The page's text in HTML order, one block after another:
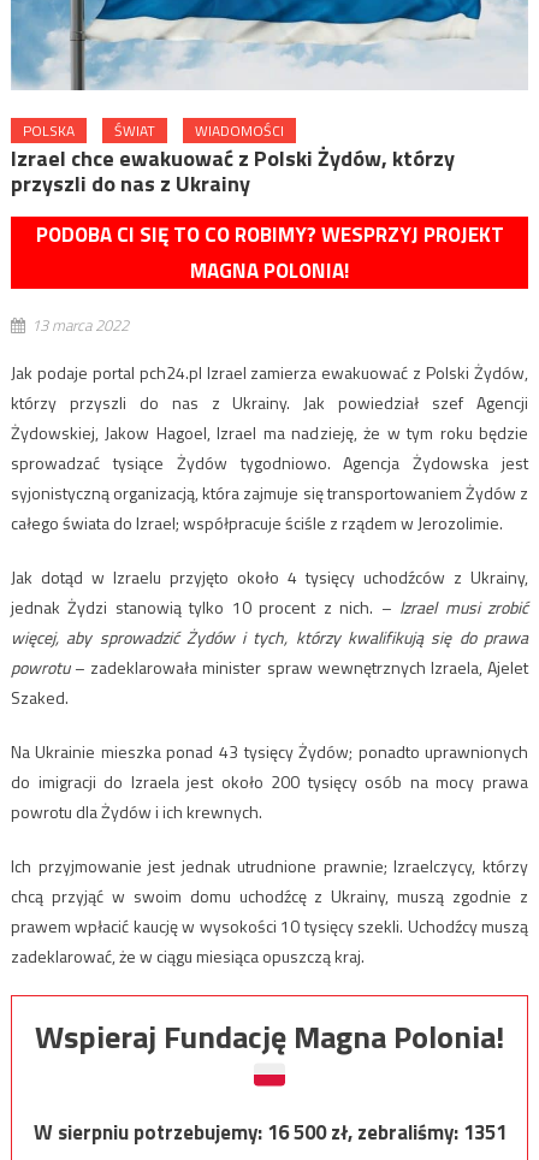
POLSKA ŚWIAT WIADOMOŚCI
Izrael chce ewakuować z Polski Żydów, którzy
przyszli do nas z Ukrainy
PODOBA CI SIĘ TO CO ROBIMY? WESPRZYJ PROJEKT
MAGNA POLONIA!
13 marca 2022
Jak podaje portal pch24.pl Izrael zamierza ewakuować z Polski Żydów,
którzy przyszli do nas z Ukrainy. Jak powiedział szef Agencji
Żydowskiej, Jakow Hagoel, Izrael ma nadzieję, że w tym roku będzie
sprowadzać tysiące Żydów tygodniowo. Agencja Żydowska jest
syjonistyczną organizacją, która zajmuje się transportowaniem Żydów z
całego świata do Izrael; współpracuje ściśle z rządem w Jerozolimie.
Jak dotąd w Izraelu przyjęto około 4 tysięcy uchodźców z Ukrainy,
jednak Żydzi stanowią tylko 10 procent z nich. – Izrael musi zrobić
więcej, aby sprowadzić Żydów i tych, którzy kwalifikują się do prawa
powrotu– zadeklarowała minister spraw wewnętrznych Izraela, Ajelet
Szaked.
Na Ukrainie mieszka ponad 43 tysięcy Żydów; ponadto uprawnionych
do imigracji do Izraela jest około 200 tysięcy osób na mocy prawa
powrotu dla Żydów i ich krewnych.
Ich przyjmowanie jest jednak utrudnione prawnie; Izraelczycy, którzy
chcą przyjąć w swoim domu uchodźcę z Ukrainy, muszą zgodnie z
prawem wpłacić kaucję w wysokości 10 tysięcy szekli. Uchodźcy muszą
zadeklarować, że w ciągu miesiąca opuszczą kraj.
Wspieraj Fundację Magna Polonia!
W sierpniu potrzebujemy:16 500zł, zebraliśmy:1351